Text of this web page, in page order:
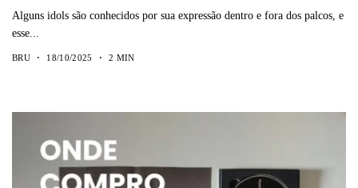
Alguns idols são conhecidos por sua expressão dentro e fora dos palcos, e
esse...
BRU 18/10/2025 2 MIN